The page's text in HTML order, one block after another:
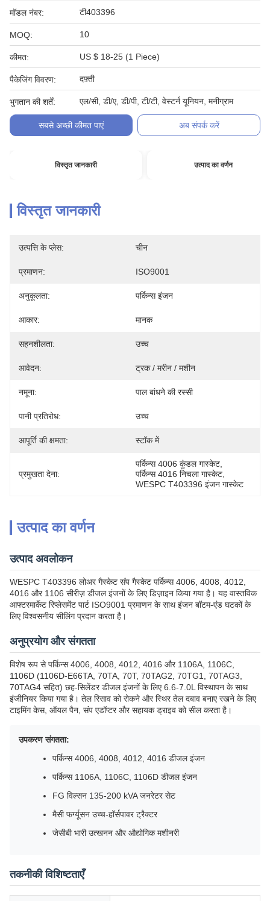
मॉडल नंबर: टी403396
MOQ: 10
कीमत: US $ 18-25 (1 Piece)
पैकेजिंग विवरण: दफ़्ती
भुगतान की शर्तें: एल/सी, डी/ए, डी/पी, टी/टी, वेस्टर्न यूनियन, मनीग्राम
सबसे अच्छी कीमत पाएं अब संपर्क करें
विस्तृत जानकारी उत्पाद का वर्णन
विस्तृत जानकारी
उत्पत्ति के प्लेस: चीन
प्रमाणन: ISO9001
अनुकूलता: पर्किन्स इंजन
आकार: मानक
सहनशीलता: उच्च
आवेदन: ट्रक / मरीन / मशीन
नमूना: पाल बांधने की रस्सी
पानी प्रतिरोध: उच्च
आपूर्ति की क्षमता: स्टॉक में
प्रमुखता देना:
पर्किन्स 4006 कुंडल गास्केट
पर्किन्स 4016 निचला गास्केट
WESPC T403396 इंजन गास्केट
उत्पाद का वर्णन
उत्पाद अवलोकन
WESPC T403396 लोअर गैस्केट संंप गैस्केट पर्किन्स 4006, 4008, 4012,
4016 और 1106 सीरीज़ डीजल इंजनों के लिए डिज़ाइन किया गया है। यह वास्तविक
आफ्टरमार्केट रिप्लेसमेंट पार्ट ISO9001 प्रमाणन के साथ इंजन बॉटम-एंड घटकों के
लिए विश्वसनीय सीलिंग प्रदान करता है।
अनुप्रयोग और संगतता
विशेष रूप से पर्किन्स 4006, 4008, 4012, 4016 और 1106A, 1106C,
1106D (1106D-E66TA, 70TA, 70T, 70TAG2, 70TG1, 70TAG3,
70TAG4 सहित) छह-सिलेंडर डीजल इंजनों के लिए 6.6-7.0L विस्थापन के साथ
इंजीनियर किया गया है। तेल रिसाव को रोकने और स्थिर तेल दबाव बनाए रखने के लिए
टाइमिंग केस, ऑयल पैन, संंप एडॉप्टर और सहायक ड्राइव को सील करता है।
उपकरण संगतता:
पर्किन्स 4006, 4008, 4012, 4016 डीजल इंजन
पर्किन्स 1106A, 1106C, 1106D डीजल इंजन
FG विल्सन 135-200 kVA जनरेटर सेट
मैसी फर्ग्यूसन उच्च-हॉर्सपावर ट्रैक्टर
जेसीबी भारी उत्खनन और औद्योगिक मशीनरी
तकनीकी विशिष्टताएँ